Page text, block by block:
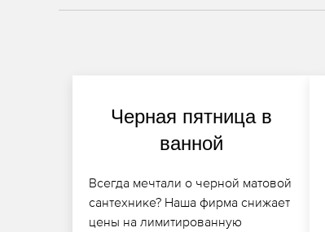
Черная пятница в
ванной
Всегда мечтали о черной матовой
сантехнике? Наша фирма снижает
цены на лимитированную